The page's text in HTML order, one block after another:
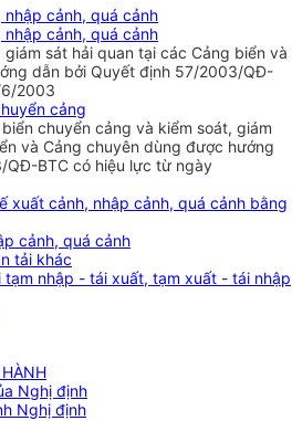
cảnh, quá cảnh
cảnh, quá cảnh
sát hải quan tại các Cảng biển và
dẫn bởi Quyết định 57/2003/QĐ-
2003
cảng
chuyển cảng và kiểm soát, giám
và Cảng chuyên dùng được hướng
BTC có hiệu lực từ ngày
xuất cảnh, nhập cảnh, quá cảnh bằng
cảnh, quá cảnh
tải khác
nhập - tái xuất, tạm xuất - tái nhập
Nghị định
Nghị định